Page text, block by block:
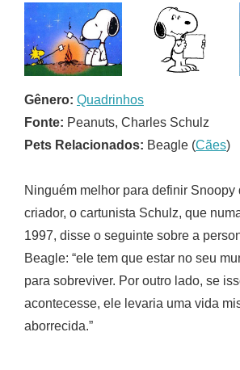
Gênero: Quadrinhos
Fonte: Peanuts, Charles Schulz
Pets Relacionados: Beagle (Cães)
Ninguém melhor para definir Snoopy
criador, o cartunista Schulz, que
1997, disse o seguinte sobre a
Beagle: “ele tem que estar no seu
para sobreviver. Por outro lado, se
acontecesse, ele levaria uma vida
aborrecida.”